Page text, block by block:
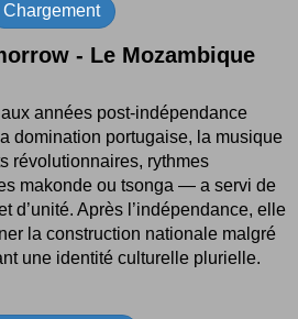
Chargement
- Le Mozambique
années post-indépendance
domination portugaise, la musique
révolutionnaires, rythmes
makonde ou tsonga — a servi de
d’unité. Après l’indépendance, elle
la construction nationale malgré
une identité culturelle plurielle.